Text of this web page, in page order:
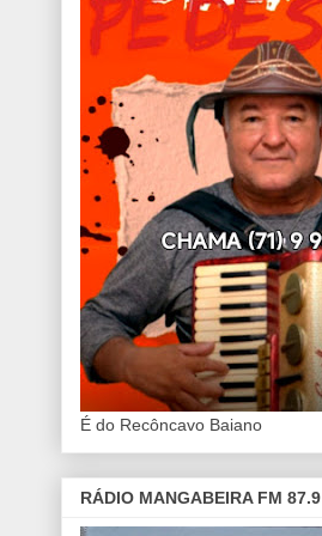
É do Recôncavo Baiano
RÁDIO MANGABEIRA FM 87.9